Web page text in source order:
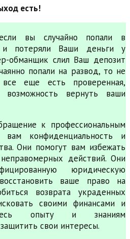
есть!
вы случайно попали в
и потеряли Ваши деньги у
обманщик слил Ваш депозит
попали на развод, то не
еще есть проверенная,
возможность вернуть ваши
к профессиональным
вам конфиденциальность и
Они помогут вам избежать
действий. Они
юридическую
ваше право на
возврата украденных
своими финансами и
опыту и знаниям
свои интересы.